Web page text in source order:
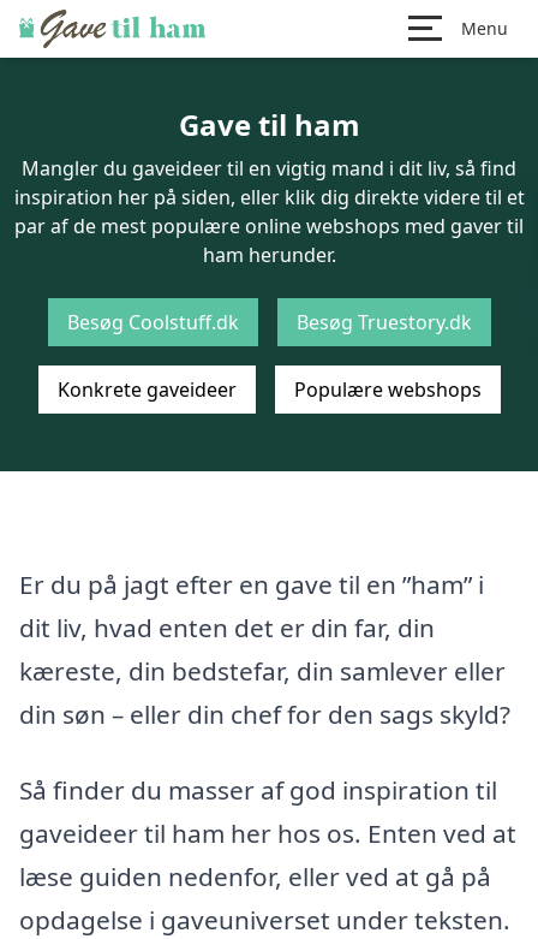
Menu
Gave til ham
Mangler du gaveideer til en vigtig mand i dit liv, så find
inspiration her på siden, eller klik dig direkte videre til et
par af de mest populære online webshops med gaver til
ham herunder.
Besøg Coolstuff.dk Besøg Truestory.dk
Konkrete gaveideer Populære webshops
Er du på jagt efter en gave til en ”ham” i
dit liv, hvad enten det er din far, din
kæreste, din bedstefar, din samlever eller
din søn – eller din chef for den sags skyld?
Så finder du masser af god inspiration til
gaveideer til ham her hos os. Enten ved at
læse guiden nedenfor, eller ved at gå på
opdagelse i gaveuniverset under teksten.